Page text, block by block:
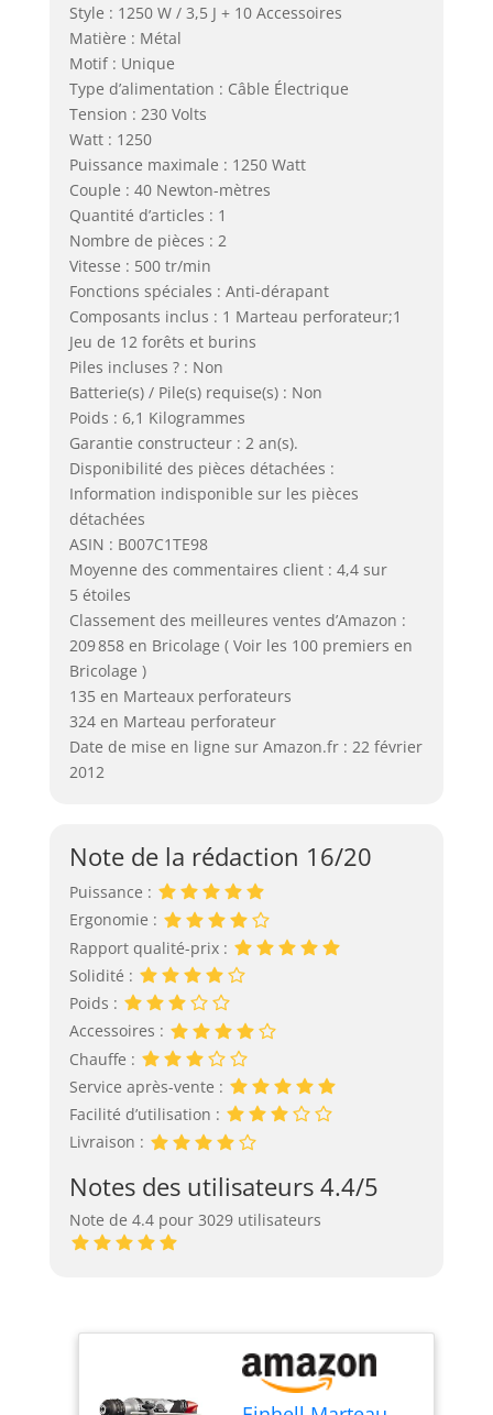
Style : 1250 W / 3,5 J + 10 Accessoires
Matière : Métal
Motif : Unique
Type d’alimentation : Câble Électrique
Tension : 230 Volts
Watt : 1250
Puissance maximale : 1250 Watt
Couple : 40 Newton-mètres
Quantité d’articles : 1
Nombre de pièces : 2
Vitesse : 500 tr/min
Fonctions spéciales : Anti-dérapant
Composants inclus : 1 Marteau perforateur;1
Jeu de 12 forêts et burins
Piles incluses ? : Non
Batterie(s) / Pile(s) requise(s) : Non
Poids : 6,1 Kilogrammes
Garantie constructeur : 2 an(s).
Disponibilité des pièces détachées :
Information indisponible sur les pièces
détachées
ASIN : B007C1TE98
Moyenne des commentaires client : 4,4 sur
5 étoiles
Classement des meilleures ventes d’Amazon :
209 858 en Bricolage ( Voir les 100 premiers en
Bricolage )
135 en Marteaux perforateurs
324 en Marteau perforateur
Date de mise en ligne sur Amazon.fr : 22 février
2012
Note de la rédaction 16/20
Puissance :
Ergonomie :
Rapport qualité-prix :
Solidité :
Poids :
Accessoires :
Chauffe :
Service après-vente :
Facilité d’utilisation :
Livraison :
Notes des utilisateurs 4.4/5
Note de 4.4 pour 3029 utilisateurs